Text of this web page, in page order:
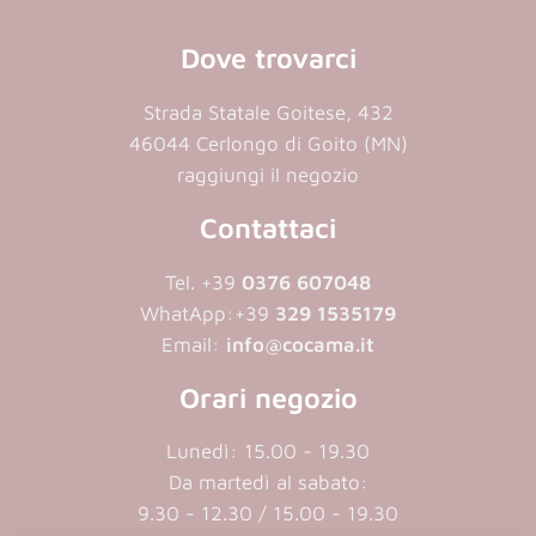
Dove trovarci
Strada Statale Goitese, 432
46044 Cerlongo di Goito (MN)
raggiungi il negozio
Contattaci
Tel. +39 0376 607048
WhatApp: +39 329 1535179
Email: info@cocama.it
Orari negozio
Lunedì: 15.00 - 19.30
Da martedì al sabato:
9.30 - 12.30 / 15.00 - 19.30